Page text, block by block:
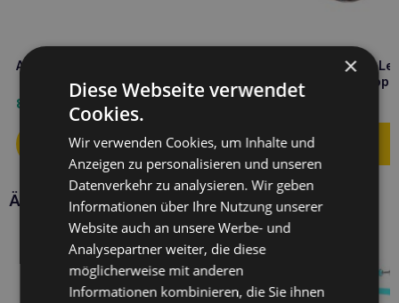
Amiplay Leine Samba M Gelb
8,60
Amiplay infini Automatik-
mit Gehege Safari M
Ähnliche Produkte
×
Diese Webseite verwendet
Cookies.
Wir verwenden Cookies, um Inhalte und
Anzeigen zu personalisieren und unseren
Datenverkehr zu analysieren. Wir geben
Informationen über Ihre Nutzung unserer
Website auch an unsere Werbe- und
Analysepartner weiter, die diese
möglicherweise mit anderen
Informationen kombinieren, die Sie ihnen